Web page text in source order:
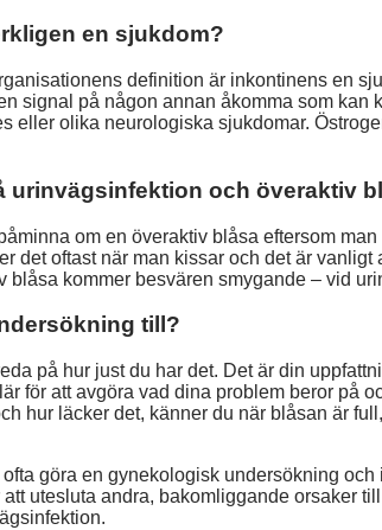
en sjukdom?
definition är inkontinens en
signal på någon annan åkomma som kan
eller olika neurologiska sjukdomar.
urinvägsinfektion och överaktiv
om en överaktiv blåsa eftersom
det oftast när man kissar och det är vanligt
blåsa kommer besvären smygande – vid
till?
på hur just du har det. Det är din
för att avgöra vad dina problem beror på
hur läcker det, känner du när blåsan är
göra en gynekologisk undersökning och
utesluta andra, bakomliggande orsaker